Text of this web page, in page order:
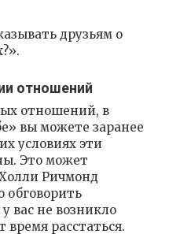
друзьям о
отношений
отношений, в
вы можете заранее
условиях эти
Это может
Ричмонд
обговорить
вас не возникло
время расстаться.